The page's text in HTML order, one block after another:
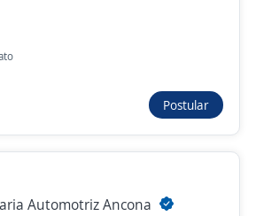
IUS Asesores
Postular
Automotriz Ancona